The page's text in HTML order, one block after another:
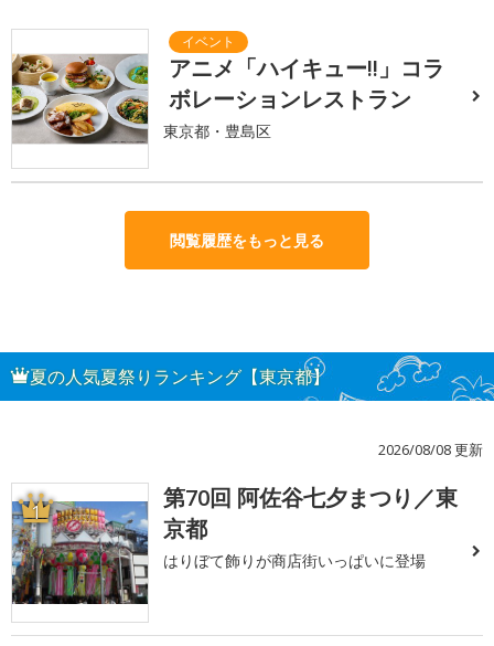
アニメ「ハイキュー!!」コラ
ボレーションレストラン
東京都・豊島区
閲覧履歴をもっと見る
夏の人気夏祭りランキング【東京都】
2026/08/08 更新
1
第70回 阿佐谷七夕まつり／東
京都
はりぼて飾りが商店街いっぱいに登場